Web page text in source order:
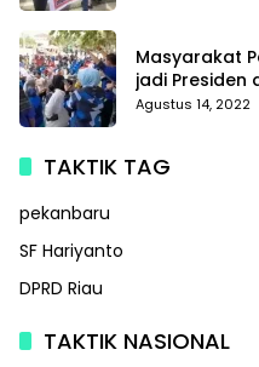
Masyarakat
jadi Presiden
Partai
Agustus 14, 2022
TAKTIK TAG
pekanbaru
SF Hariyanto
DPRD Riau
TAKTIK NASIONAL